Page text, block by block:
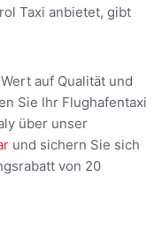
Taxi anbietet, gibt
auf Qualität und
Sie Ihr Flughafentaxi
über unser
und sichern Sie sich
von 20